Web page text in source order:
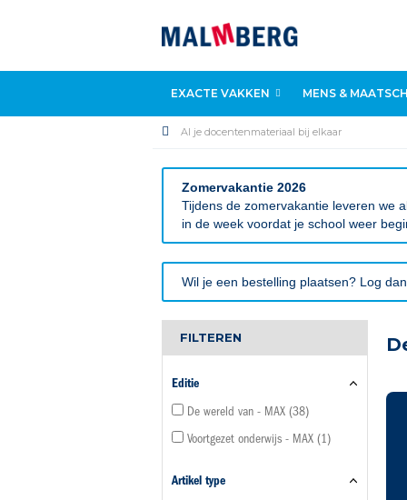
EXACTE VAKKEN MENS &
Al je docentenmateriaal bij elkaar
Zomervakantie 2026
Tijdens de zomervakantie leveren we
in de week voordat je school weer
Wil je een bestelling plaatsen? Log
FILTEREN
Editie
De wereld van - MAX 38
Voortgezet onderwijs - MAX 1
Artikel type